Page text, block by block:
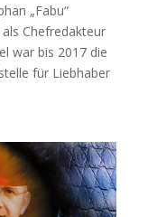
„Fabu“
Chefredakteur
war bis 2017 die
für Liebhaber